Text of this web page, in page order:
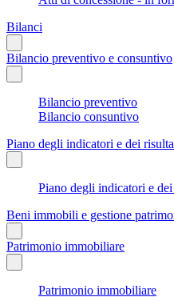
Bilanci
Bilancio preventivo e consuntivo
Bilancio preventivo
Bilancio consuntivo
Piano degli indicatori e dei
Piano degli indicatori e
Beni immobili e gestione
Patrimonio immobiliare
Patrimonio immobiliare